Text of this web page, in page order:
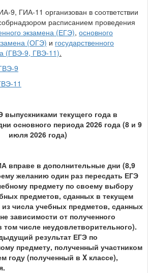
9, ГИА-11 организован в соответствии
расписанием проведения
экзамена (ЕГЭ), основного
(ОГЭ) и государственного
(ГВЭ-9, ГВЭ-11).
9
11
выпускниками текущего года в
основного периода 2026 года (8 и 9
июля 2026 года)
вправе в дополнительные дни (8,9
желанию один раз пересдать ЕГЭ
предмету по своему выбору
предметов, сданных в текущем
из числа учебных предметов, сданных
зависимости от полученного
том числе неудовлетворительного).
результат ЕГЭ по
предмету, полученный участником
году (полученный в X классе),